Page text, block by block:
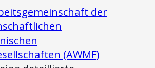
der
(AWMF)